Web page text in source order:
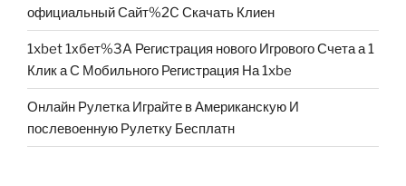
официальный Сайт%2C Скачать Клиен
1xbet 1хбет%3A Регистрация нового Игрового Счета а 1
Клик а С Мобильного Регистрация На 1xbe
Онлайн Рулетка Играйте в Американскую И
послевоенную Рулетку Бесплатн